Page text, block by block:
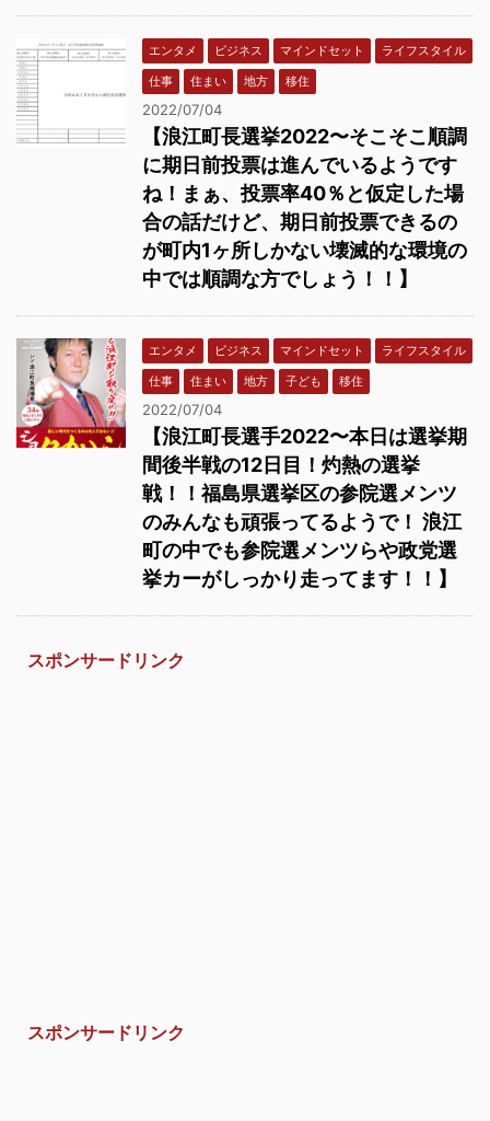
エンタメ ビジネス マインドセット
ライフスタイル
仕事
住まい 地方 移住
2022/07/04
【浪江町長選挙2022〜そこそこ順調
に期日前投票は進んでいるようです
ね！まぁ、投票率40％と仮定した場
合の話だけど、期日前投票できるの
が町内1ヶ所しかない壊滅的な環境の
中では順調な方でしょう！！】
エンタメ ビジネス マインドセット
ライフスタイル
仕事
住まい 地方 子ども 移住
2022/07/04
【浪江町長選手2022〜本日は選挙期
間後半戦の12日目！灼熱の選挙
戦！！福島県選挙区の参院選メンツ
のみんなも頑張ってるようで！ 浪江
町の中でも参院選メンツらや政党選
挙カーがしっかり走ってます！！】
スポンサードリンク
スポンサードリンク